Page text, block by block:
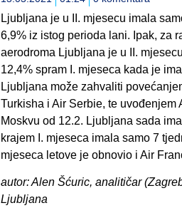
Ljubljana je u II. mjesecu imala
6,9% iz istog perioda lani. Ipak, za
aerodroma Ljubljana je u II.
12,4% spram I. mjeseca kada je
Ljubljana može zahvaliti
Turkisha i Air Serbie, te uvođenjem
Moskvu od 12.2. Ljubljana sada
krajem I. mjeseca imala samo 7
mjeseca letove je obnovio i Air
autor: Alen Šćuric, analitičar
Ljubljana